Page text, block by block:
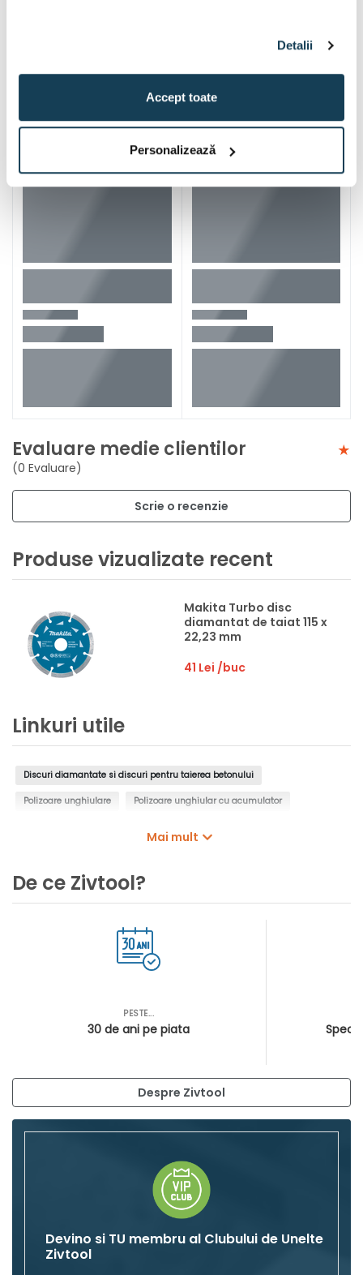
Detalii
Accept toate
Personalizează
Evaluare medie clientilor
(0 Evaluare)
Scrie o recenzie
Produse vizualizate recent
Makita Turbo disc
diamantat de taiat 115 x
22,23 mm
41 Lei /buc
Linkuri utile
Discuri diamantate si discuri pentru taierea betonului
Polizoare unghiulare Polizoare unghiular cu acumulator
Mai mult
De ce Zivtool?
PESTE...
30 de ani pe piata
Despre Zivtool
Devino si TU membru al Clubului de Unelte
Zivtool